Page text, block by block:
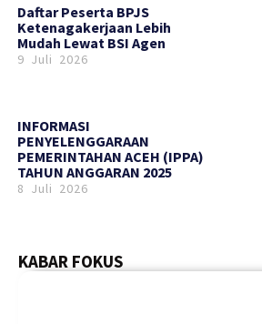
Daftar Peserta BPJS
Ketenagakerjaan Lebih
Mudah Lewat BSI Agen
9 Juli 2026
INFORMASI
PENYELENGGARAAN
PEMERINTAHAN ACEH (IPPA)
TAHUN ANGGARAN 2025
8 Juli 2026
KABAR FOKUS